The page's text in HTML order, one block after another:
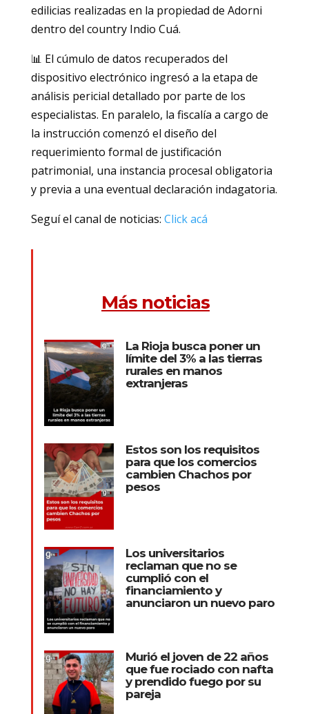
edilicias realizadas en la propiedad de Adorni
dentro del country Indio Cuá.
📊 El cúmulo de datos recuperados del
dispositivo electrónico ingresó a la etapa de
análisis pericial detallado por parte de los
especialistas. En paralelo, la fiscalía a cargo de
la instrucción comenzó el diseño del
requerimiento formal de justificación
patrimonial, una instancia procesal obligatoria
y previa a una eventual declaración indagatoria.
Seguí el canal de noticias: Click acá
Más noticias
La Rioja busca poner un
límite del 3% a las tierras
rurales en manos
extranjeras
Estos son los requisitos
para que los comercios
cambien Chachos por
pesos
Los universitarios
reclaman que no se
cumplió con el
financiamiento y
anunciaron un nuevo paro
Murió el joven de 22 años
que fue rociado con nafta
y prendido fuego por su
pareja